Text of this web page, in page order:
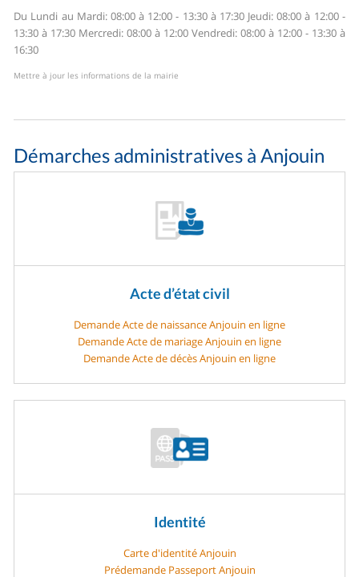
Du Lundi au Mardi: 08:00 à 12:00 - 13:30 à 17:30Jeudi: 08:00 à 12:00 -
13:30 à 17:30 Mercredi: 08:00 à 12:00 Vendredi: 08:00 à 12:00 - 13:30 à
16:30
Mettre à jour les informations de la mairie
Démarches administratives à Anjouin
Acte d’état civil
Demande Acte de naissance Anjouin en ligne
Demande Acte de mariage Anjouin en ligne
Demande Acte de décès Anjouin en ligne
Identité
Carte d'identité Anjouin
Prédemande Passeport Anjouin